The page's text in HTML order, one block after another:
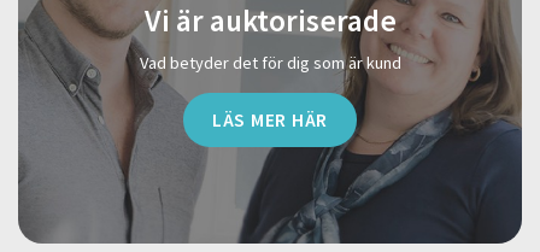
Vi är auktoriserade
Vad betyder det för dig som är kund
LÄS MER HÄR